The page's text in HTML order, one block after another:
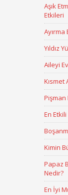
Aşık
Etkileri
Ayırma
Yıldız
Aileyi
Kısmet
Pişman
En
Kimin
Papaz
Nedir?
En İyi